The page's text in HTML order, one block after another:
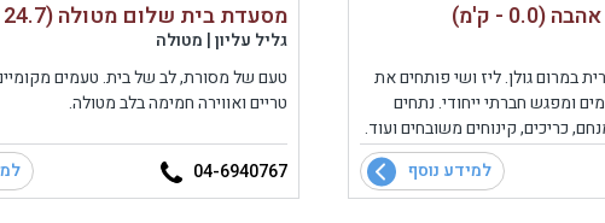
- ק'מ)
במרום גולן. ליז ושי פותחים את
ומפגש חברתי ייחודי. נתחים
כריכים, קינוחים משובחים ועוד.
למידע נוסף
מסעדת בית שלום מטולה (24.7 - ק'מ)
גליל עליון | מטולה
טעם של מסורת, לב של בית. טעמים
טריים ואווירה חמימה בלב מטולה.
04-6940767